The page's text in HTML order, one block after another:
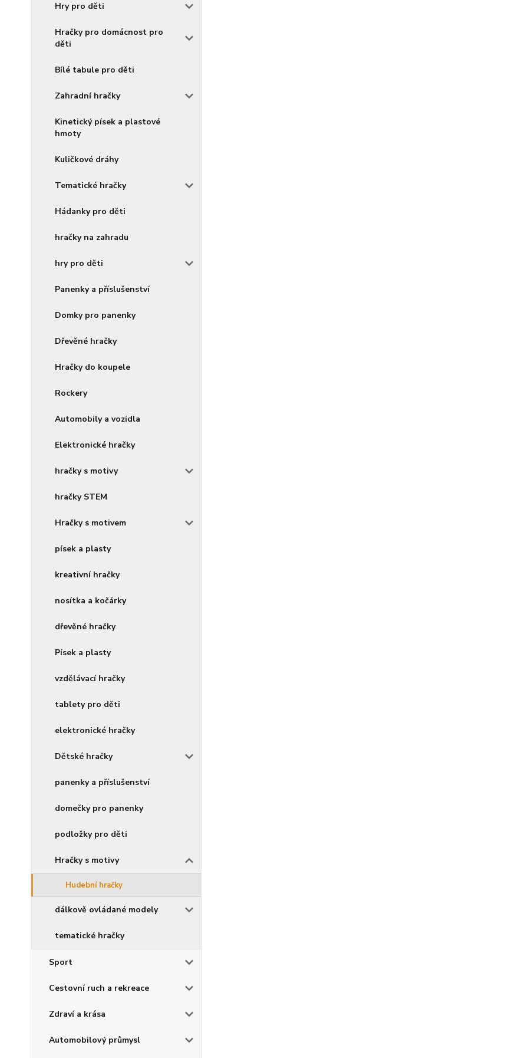
Hry pro děti
Hračky pro domácnost pro
děti
Bílé tabule pro děti
Zahradní hračky
Kinetický písek a plastové
hmoty
Kuličkové dráhy
Tematické hračky
Hádanky pro děti
hračky na zahradu
hry pro děti
Panenky a příslušenství
Domky pro panenky
Dřevěné hračky
Hračky do koupele
Rockery
Automobily a vozidla
Elektronické hračky
hračky s motivy
hračky STEM
Hračky s motivem
písek a plasty
kreativní hračky
nosítka a kočárky
dřevěné hračky
Písek a plasty
vzdělávací hračky
tablety pro děti
elektronické hračky
Dětské hračky
panenky a příslušenství
domečky pro panenky
podložky pro děti
Hračky s motivy
Hudební hračky
dálkově ovládané modely
tematické hračky
Sport
Cestovní ruch a rekreace
Zdraví a krása
Automobilový průmysl